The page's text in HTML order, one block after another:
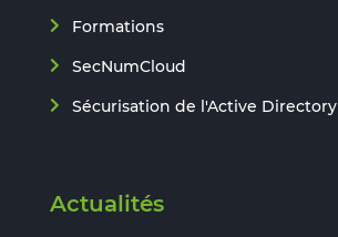
Formations
SecNumCloud
Sécurisation de l'Active Directory
Actualités